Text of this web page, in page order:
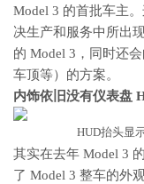
Model 3 的首批车主
决生产和服务中所出
的 Model 3，同时还
车顶等）的方案。
内饰依旧没有仪表盘
HUD抬头显
其实在去年 Model 3
了 Model 3 整车的外